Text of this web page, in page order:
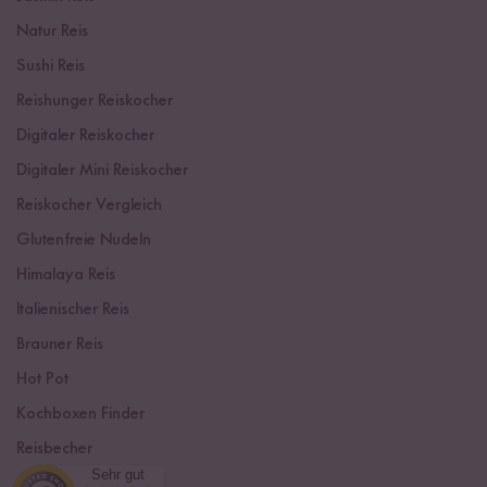
Natur Reis
Sushi Reis
Reishunger Reiskocher
Digitaler Reiskocher
Digitaler Mini Reiskocher
Reiskocher Vergleich
Glutenfreie Nudeln
Himalaya Reis
Italienischer Reis
Brauner Reis
Hot Pot
Kochboxen Finder
Reisbecher
Sushi Einsteiger Box
Sehr gut